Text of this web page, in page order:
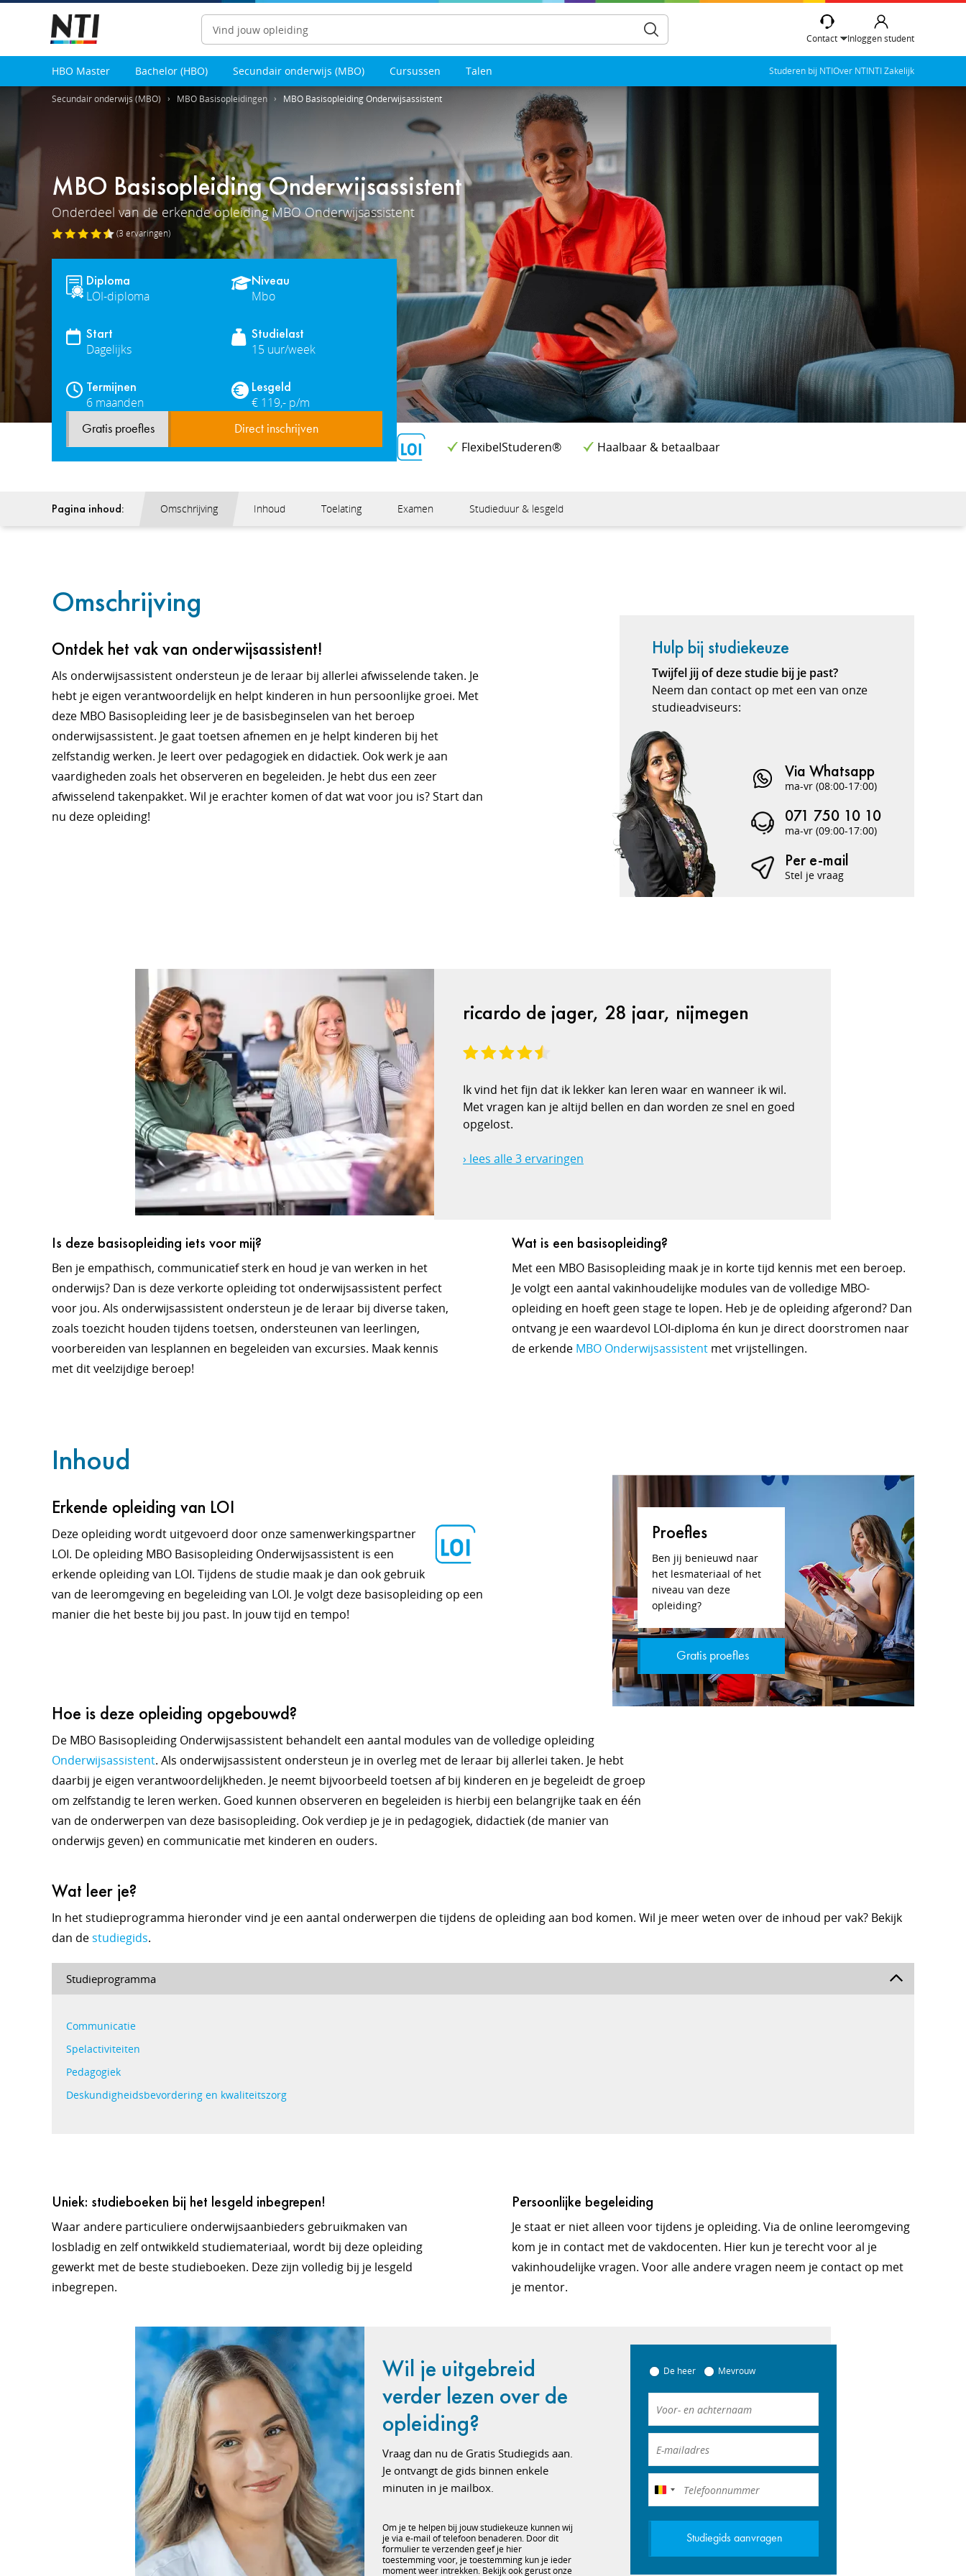
Zoeken
Contact Inloggen student
HBO Master Bachelor (HBO) Secundair onderwijs (MBO) Cursussen Talen Studeren bij NTIOver NTINTI Zakelijk
Secundair onderwijs (MBO) MBO Basisopleidingen MBO Basisopleiding Onderwijsassistent
MBO Basisopleiding Onderwijsassistent
Onderdeel van de erkende opleiding MBO Onderwijsassistent
(3 ervaringen)
Diploma
LOI-diploma
Niveau
Mbo
Start
Dagelijks
Studielast
15 uur/week
Termijnen
6 maanden
Lesgeld
€ 119,- p/m
Gratis proefles Direct inschrijven
FlexibelStuderen® Haalbaar & betaalbaar
Pagina inhoud: Omschrijving Inhoud Toelating Examen Studieduur & lesgeld
Omschrijving
Ontdek het vak van onderwijsassistent!
Als onderwijsassistent ondersteun je de leraar bij allerlei afwisselende taken. Je
hebt je eigen verantwoordelijk en helpt kinderen in hun persoonlijke groei. Met
deze MBO Basisopleiding leer je de basisbeginselen van het beroep
onderwijsassistent. Je gaat toetsen afnemen en je helpt kinderen bij het
zelfstandig werken. Je leert over pedagogiek en didactiek. Ook werk je aan
vaardigheden zoals het observeren en begeleiden. Je hebt dus een zeer
afwisselend takenpakket. Wil je erachter komen of dat wat voor jou is? Start dan
nu deze opleiding!
Hulp bij studiekeuze
Twijfel jij of deze studie bij je past?
Neem dan contact op met een van onze
studieadviseurs:
Via Whatsapp
ma-vr (08:00-17:00)
071 750 10 10
ma-vr (09:00-17:00)
Per e-mail
Stel je vraag
ricardo de jager, 28 jaar, nijmegen
Ik vind het fijn dat ik lekker kan leren waar en wanneer ik wil.
Met vragen kan je altijd bellen en dan worden ze snel en goed
opgelost.
› lees alle 3 ervaringen
Is deze basisopleiding iets voor mij?
Ben je empathisch, communicatief sterk en houd je van werken in het
onderwijs? Dan is deze verkorte opleiding tot onderwijsassistent perfect
voor jou. Als onderwijsassistent ondersteun je de leraar bij diverse taken,
zoals toezicht houden tijdens toetsen, ondersteunen van leerlingen,
voorbereiden van lesplannen en begeleiden van excursies. Maak kennis
met dit veelzijdige beroep!
Wat is een basisopleiding?
Met een MBO Basisopleiding maak je in korte tijd kennis met een beroep.
Je volgt een aantal vakinhoudelijke modules van de volledige MBO-
opleiding en hoeft geen stage te lopen. Heb je de opleiding afgerond? Dan
ontvang je een waardevol LOI-diploma én kun je direct doorstromen naar
de erkende MBO Onderwijsassistent met vrijstellingen.
Inhoud
Proefles
Ben jij benieuwd naar
het lesmateriaal of het
niveau van deze
opleiding?
Gratis proefles
Erkende opleiding van LOI
Deze opleiding wordt uitgevoerd door onze samenwerkingspartner
LOI. De opleiding MBO Basisopleiding Onderwijsassistent is een
erkende opleiding van LOI. Tijdens de studie maak je dan ook gebruik
van de leeromgeving en begeleiding van LOI. Je volgt deze basisopleiding op een
manier die het beste bij jou past. In jouw tijd en tempo!
Hoe is deze opleiding opgebouwd?
De MBO Basisopleiding Onderwijsassistent behandelt een aantal modules van de volledige opleiding
Onderwijsassistent. Als onderwijsassistent ondersteun je in overleg met de leraar bij allerlei taken. Je hebt
daarbij je eigen verantwoordelijkheden. Je neemt bijvoorbeeld toetsen af bij kinderen en je begeleidt de groep
om zelfstandig te leren werken. Goed kunnen observeren en begeleiden is hierbij een belangrijke taak en één
van de onderwerpen van deze basisopleiding. Ook verdiep je je in pedagogiek, didactiek (de manier van
onderwijs geven) en communicatie met kinderen en ouders.
Wat leer je?
In het studieprogramma hieronder vind je een aantal onderwerpen die tijdens de opleiding aan bod komen. Wil je meer weten over de inhoud per vak? Bekijk
dan destudiegids.
Studieprogramma
Communicatie
Spelactiviteiten
Pedagogiek
Deskundigheidsbevordering en kwaliteitszorg
Uniek: studieboeken bij het lesgeld inbegrepen!
Waar andere particuliere onderwijsaanbieders gebruikmaken van
losbladig en zelf ontwikkeld studiemateriaal, wordt bij deze opleiding
gewerkt met de beste studieboeken. Deze zijn volledig bij je lesgeld
inbegrepen.
Persoonlijke begeleiding
Je staat er niet alleen voor tijdens je opleiding. Via de online leeromgeving
kom je in contact met de vakdocenten. Hier kun je terecht voor al je
vakinhoudelijke vragen. Voor alle andere vragen neem je contact op met
je mentor.
Wil je uitgebreid
verder lezen over de
opleiding?
Vraag dan nu de Gratis Studiegids aan.
Je ontvangt de gids binnen enkele
minuten in je mailbox.
Om je te helpen bij jouw studiekeuze kunnen wij
je via e-mail of telefoon benaderen. Door dit
formulier te verzenden geef je hier
toestemming voor, je toestemming kun je ieder
moment weer intrekken. Bekijk ook gerust onze
De heer Mevrouw
België
+32
Studiegids aanvragen